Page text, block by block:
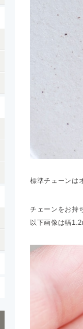
標準チェーンは
チェーンをお持
以下画像は幅